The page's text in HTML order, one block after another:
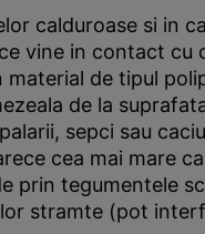
calduroase si in
vine in contact cu
de tipul
de la
sepci sau
cea mai mare
prin tegumentele
stramte (pot